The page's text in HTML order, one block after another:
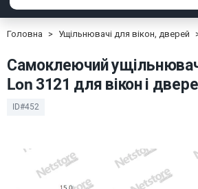
Головна Ущільнювачі для вікон, дверей
Самоклеючий
Lon 3121 для вікон і
ID#452